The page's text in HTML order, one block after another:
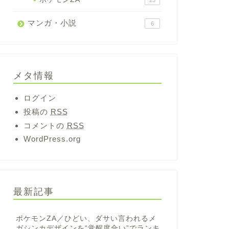
マンガ・小説 6
メタ情報
ログイン
投稿の RSS
コメントの RSS
WordPress.org
最新記事
ポケモンZA／ひどい、ダサい言われるメ